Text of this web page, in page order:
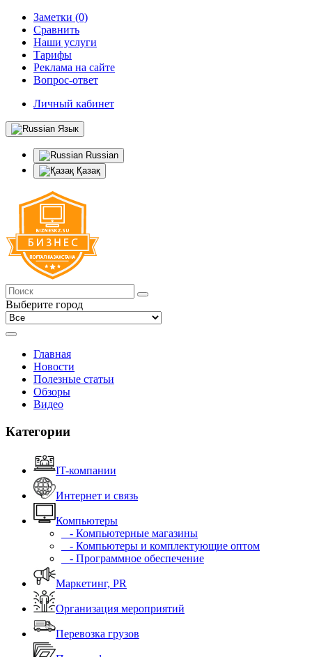
Заметки (0)
Сравнить
Наши услуги
Тарифы
Реклама на сайте
Вопрос-ответ
Личный кабинет
Язык
Russian
Қазақ
Выберите город
Главная
Новости
Полезные статьи
Обзоры
Видео
Категории
IT-компании
Интернет и связь
Компьютеры
- Компьютерные магазины
- Компьютеры и комплектующие оптом
- Программное обеспечение
Маркетинг, PR
Организация мероприятий
Перевозка грузов